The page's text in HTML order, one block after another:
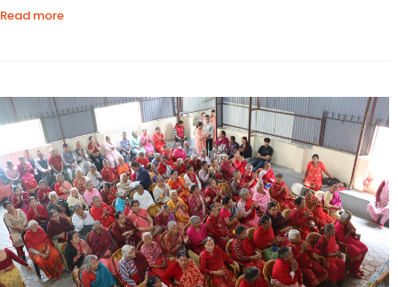
Read more